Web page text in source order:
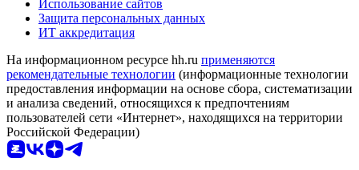
Использование сайтов
Защита персональных данных
ИТ аккредитация
На информационном ресурсе hh.ru применяются
рекомендательные технологии (информационные технологии
предоставления информации на основе сбора, систематизации
и анализа сведений, относящихся к предпочтениям
пользователей сети «Интернет», находящихся на территории
Российской Федерации)